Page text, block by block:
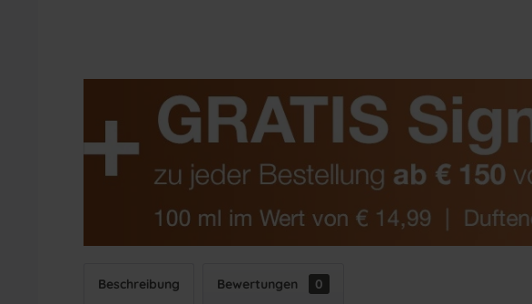
Beschreibung Bewertungen 0